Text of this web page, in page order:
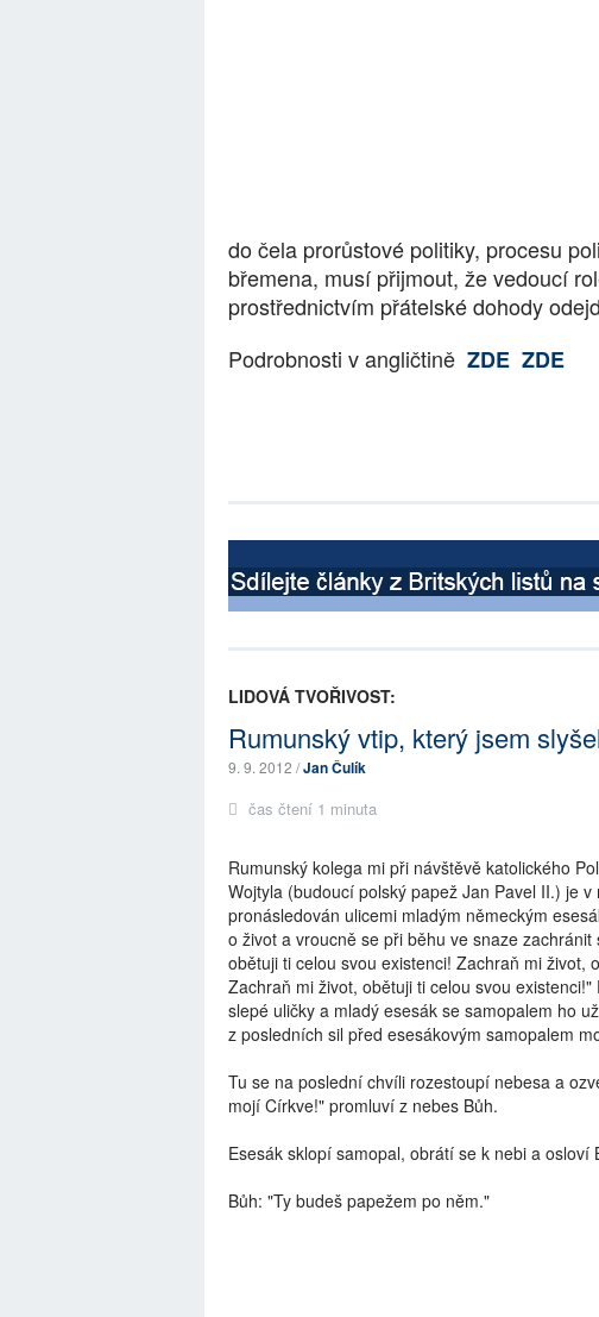
do čela prorůstové politiky, procesu
břemena, musí přijmout, že vedoucí
prostřednictvím přátelské dohody
Podrobnosti v angličtině ZDE ZDE
LIDOVÁ TVOŘIVOST:
Rumunský vtip, který jsem
9. 9. 2012 /Jan Čulík
čas čtení 1 minuta
Rumunský kolega mi při návštěvě katolického
Wojtyla (budoucí polský papež Jan Pavel II.) je
pronásledován ulicemi mladým německým
o život a vroucně se při běhu ve snaze
obětuji ti celou svou existenci! Zachraň mi život,
Zachraň mi život, obětuji ti celou svou
slepé uličky a mladý esesák se samopalem ho
z posledních sil před esesákovým samopalem
Tu se na poslední chvíli rozestoupí nebesa a
mojí Církve!" promluví z nebes Bůh.
Esesák sklopí samopal, obrátí se k nebi a osloví
Bůh: "Ty budeš papežem po něm."